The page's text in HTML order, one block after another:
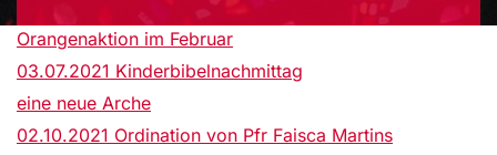
Orangenaktion im Februar
03.07.2021 Kinderbibelnachmittag
eine neue Arche
02.10.2021 Ordination von Pfr Faisca Martins